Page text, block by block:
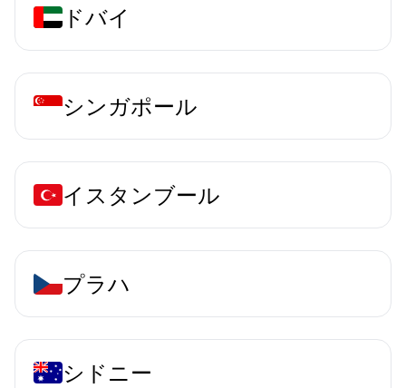
ドバイ
シンガポール
イスタンブール
プラハ
シドニー